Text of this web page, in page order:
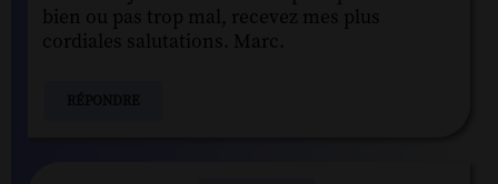
bien ou pas trop mal, recevez mes plus
cordiales salutations. Marc.